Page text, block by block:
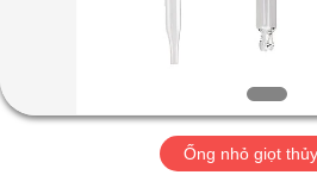
VIDEO
Ống nhỏ giọt